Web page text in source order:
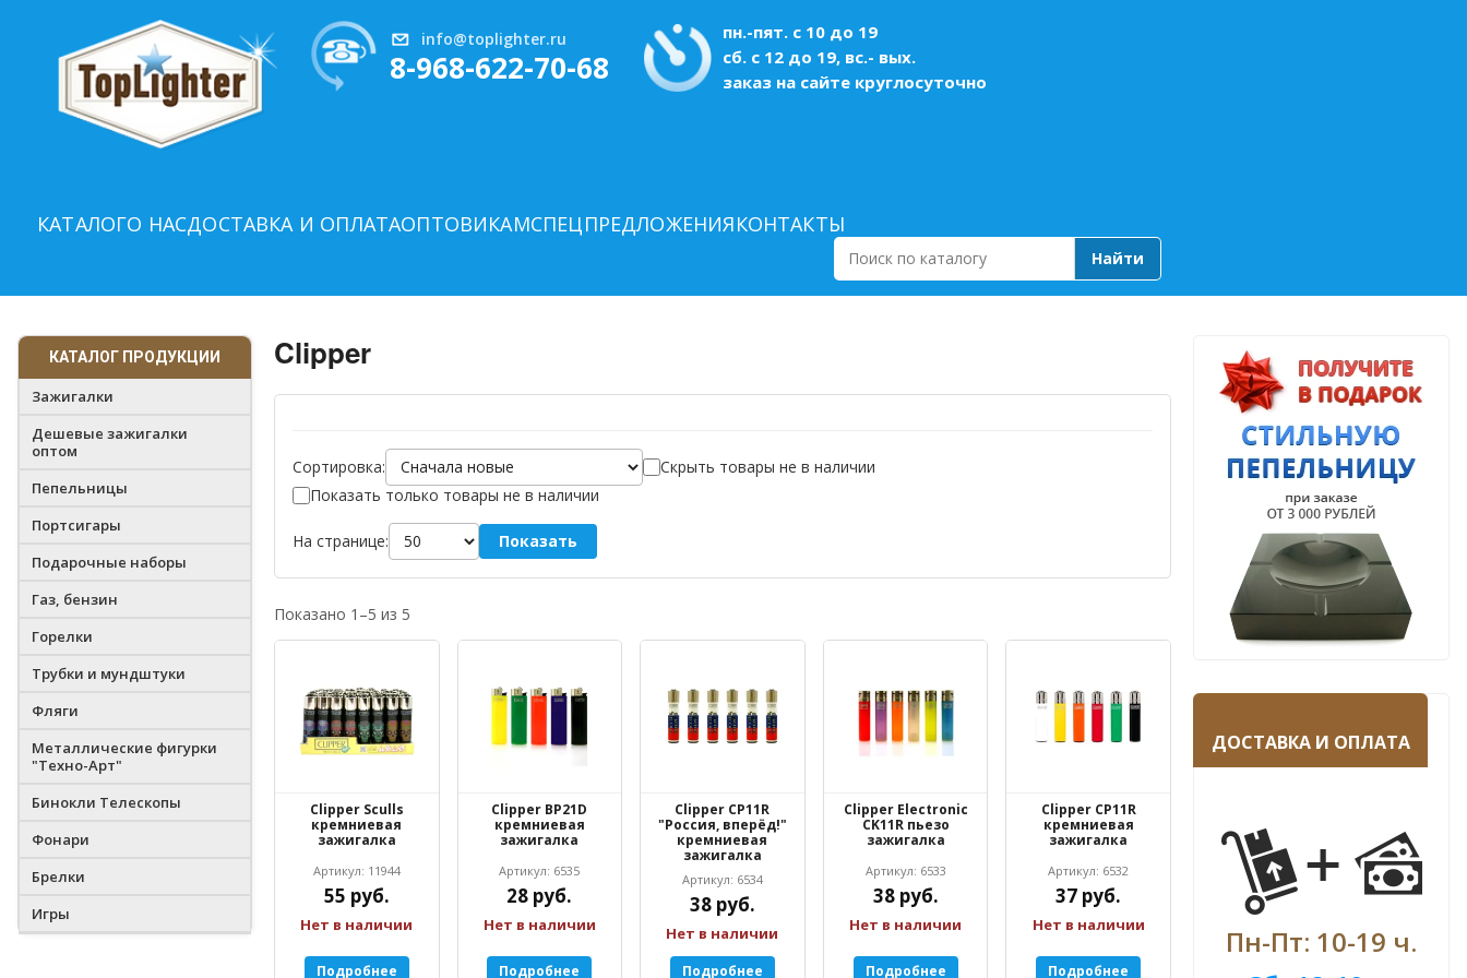
info@toplighter.ru
8-968-622-70-68
пн.-пят. с 10 до 19
сб. с 12 до 19, вс.- вых.
заказ на сайте круглосуточно
КАТАЛОГО НАСДОСТАВКА И ОПЛАТАОПТОВИКАМСПЕЦПРЕДЛОЖЕНИЯКОНТАКТЫ
Поиск
по
Найти
КАТАЛОГ ПРОДУКЦИИ
Зажигалки
Дешевые зажигалки
оптом
Пепельницы
Портсигары
Подарочные наборы
Газ, бензин
Горелки
Трубки и мундштуки
Фляги
Металлические фигурки
"Техно-Арт"
Бинокли Телескопы
Фонари
Брелки
Игры
Clipper
Сортировка:
Скрыть товары не в наличии
Показать только товары не в наличии
На странице: Показать
Показано 1–5 из 5
Clipper Sculls
кремниевая
зажигалка
Артикул: 11944
55 руб.
Нет в наличии
Подробнее
Clipper BP21D
кремниевая
зажигалка
Артикул: 6535
28 руб.
Нет в наличии
Подробнее
Clipper CP11R
"Россия, вперёд!"
кремниевая
зажигалка
Артикул: 6534
38 руб.
Нет в наличии
Подробнее
Clipper Electronic
CK11R пьезо
зажигалка
Артикул: 6533
38 руб.
Нет в наличии
Подробнее
Clipper CP11R
кремниевая
зажигалка
Артикул: 6532
37 руб.
Нет в наличии
Подробнее
ДОСТАВКА И ОПЛАТА
Пн-Пт: 10-19 ч.